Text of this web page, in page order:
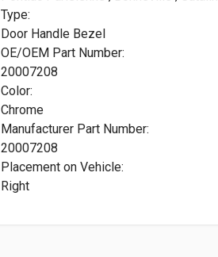
Type:
Door Handle Bezel
OE/OEM Part Number:
20007208
Color:
Chrome
Manufacturer Part Number:
20007208
Placement on Vehicle:
Right